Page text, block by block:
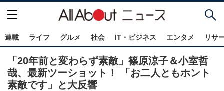
連載 ライフ グルメ 社会 IT・ビジネス エンタメ リサ
「20年前と変わらず素敵」篠原涼子＆小室哲
哉、最新ツーショット！ 「お二人ともホント
素敵です」と大反響